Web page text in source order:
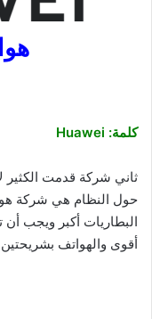
كلمة: Huawei
ثاني شركة قدمت الكثير
حول النظام هي شركة
البطاريات أكبر ويجب
أقوى والهواتف بشريحتين